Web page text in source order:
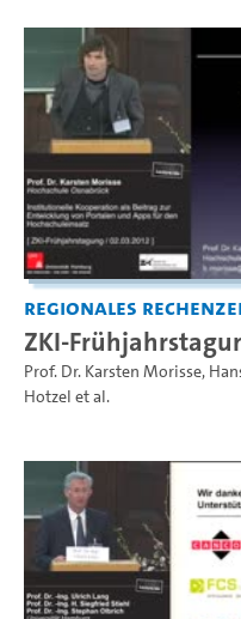
Regionales
ZKI-
Prof. Dr. Karsten Morisse,
Hotzel et al.